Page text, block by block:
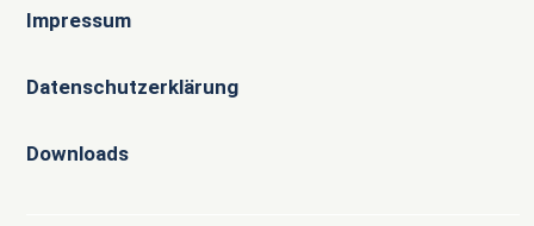
Impressum
Datenschutzerklärung
Downloads